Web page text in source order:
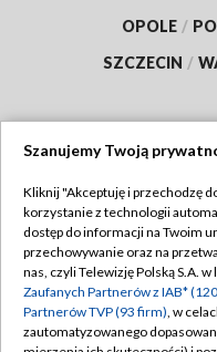
OPOLE /
SZCZECIN /
Abonament TVP
Emisja w TVP
Centrum informacji
Szanujemy Twoją
Kliknij "Akceptuję i przechodzę
korzystanie z technologii
dostęp do informacji na Twoim
przechowywanie oraz na
nas, czyli Telewizję Polską S.A.
Zaufanych Partnerów z IAB*
Partnerów TVP (93 firm), w
zautomatyzowanego